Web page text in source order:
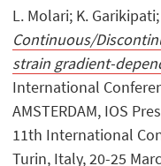
L. Molari; K.
Continuous/
strain gradient-
International
AMSTERDAM, IOS
11th International
Turin, Italy, 20-25